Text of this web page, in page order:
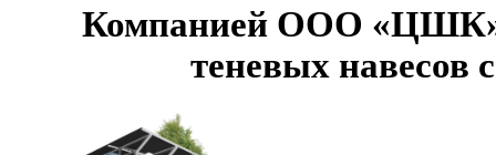
Компанией ООО «ЦШК»
теневых навесов